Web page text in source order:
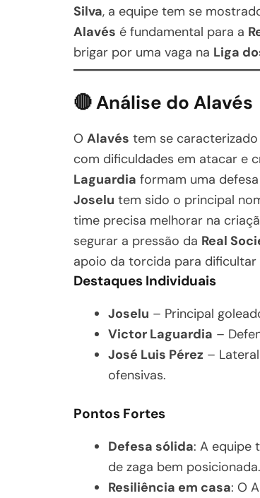
Silva, a equipe tem se
Alavés é fundamental para a
brigar por uma vaga na Liga
🔴 Análise do Alavés
O Alavés tem se
com dificuldades em atacar e
Laguardia formam uma
Joselu tem sido o principal
time precisa melhorar na
segurar a pressão da Real
apoio da torcida para dificultar
Destaques Individuais
Joselu – Principal
Victor Laguardia –
José Luis Pérez –
ofensivas.
Pontos Fortes
Defesa sólida: A equipe
de zaga bem posicionada.
Resiliência em casa: O